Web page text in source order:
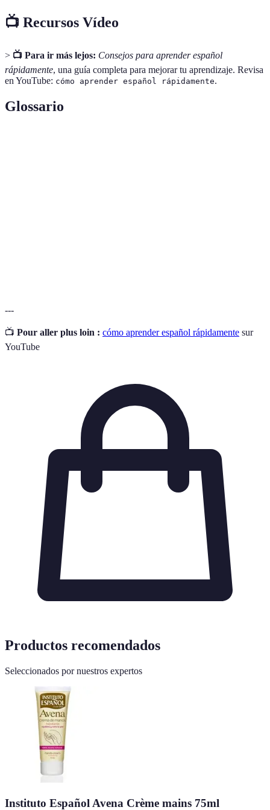
📺 Recursos Vídeo
> 📺 Para ir más lejos: Consejos para aprender español
rápidamente, una guía completa para mejorar tu aprendizaje. Revisa
en YouTube: cómo aprender español rápidamente.
Glossario
---
📺 Pour aller plus loin : cómo aprender español rápidamente sur
YouTube
Productos recomendados
Seleccionados por nuestros expertos
Instituto Español Avena Crème mains 75ml